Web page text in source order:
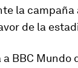
la
de la
BBC Mundo